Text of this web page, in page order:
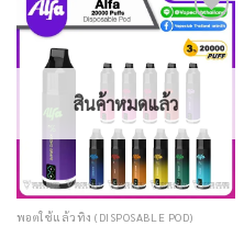
Add
to
wishlist
สินค้าหมดแล้ว
พอตใช้แล้วทิ้ง (DISPOSABLE POD)